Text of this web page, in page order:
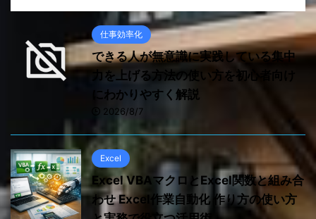
仕事効率化
できる人が無意識に実践している集中
力を上げる方法の使い方を初心者向け
にわかりやすく解説
2026/8/7
Excel
Excel VBAマクロとExcel関数と組み合
わせ Excel作業自動化 作り方の使い方